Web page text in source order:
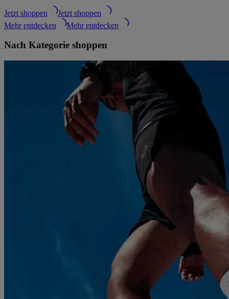
Jetzt shoppen
Jetzt shoppen
Mehr entdecken
Mehr entdecken
Nach Kategorie shoppen